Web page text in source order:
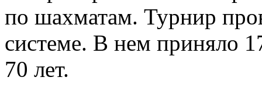
по шахматам. Турнир
системе. В нем приняло
70 лет.